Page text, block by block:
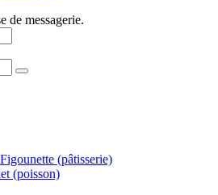
de messagerie.
Figounette (pâtisserie)
(poisson)